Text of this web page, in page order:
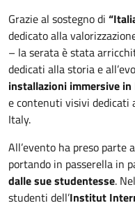
Grazie al sostegno di
dedicato alla
– la serata è stata
dedicati alla storia e
installazioni immersive
e contenuti visivi dedicati
Italy.
All’evento ha preso parte
portando in passerella in
dalle sue studentesse.
studenti dell’Institut